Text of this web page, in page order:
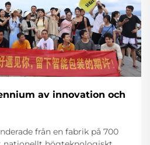
av innovation och
från en fabrik på 700